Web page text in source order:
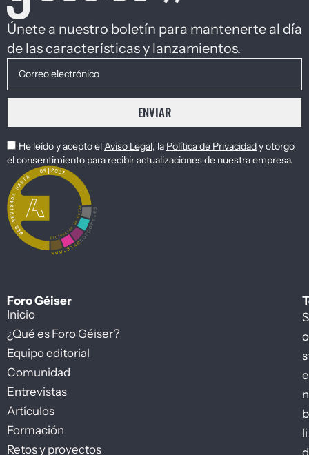
Únete a nuestro boletín para mantenerte al día
de las características y lanzamientos.
He leído y acepto el Aviso Legal, la Política de Privacidady otorgo
el consentimiento para recibir actualizaciones de nuestra empresa.
ENVIAR
Foro Géiser
Inicio
¿Qué es Foro Géiser?
Equipo editorial
Comunidad
Entrevistas
Artículos
Formación
Retos y proyectos
S
o
e
li
d